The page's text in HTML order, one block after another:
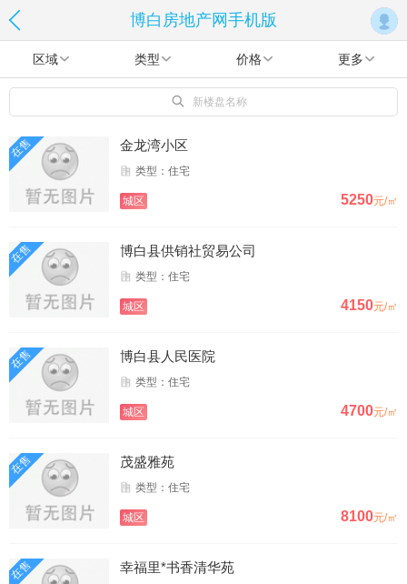
博白房地产网手机版
区域 类型 价格 更多
新楼盘名称
在售 金龙湾小区
类型：住宅
城区 5250元/㎡
在售 博白县供销社贸易公司
类型：住宅
城区 4150元/㎡
在售 博白县人民医院
类型：住宅
城区 4700元/㎡
在售 茂盛雅苑
类型：住宅
城区 8100元/㎡
在售 幸福里*书香清华苑